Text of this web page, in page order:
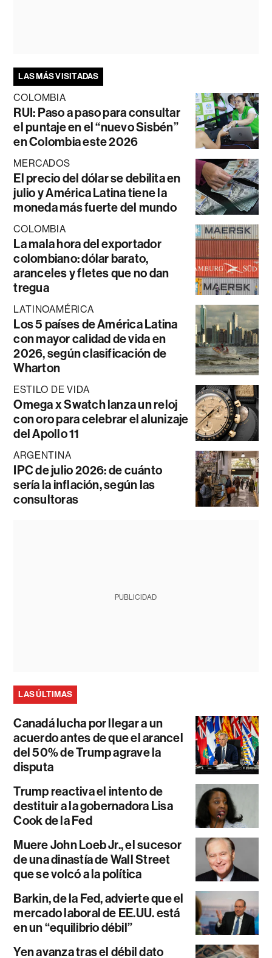
LAS MÁS VISITADAS
COLOMBIA
RUI: Paso a paso para consultar
el puntaje en el “nuevo Sisbén”
en Colombia este 2026
MERCADOS
El precio del dólar se debilita en
julio y América Latina tiene la
moneda más fuerte del mundo
COLOMBIA
La mala hora del exportador
colombiano: dólar barato,
aranceles y fletes que no dan
tregua
LATINOAMÉRICA
Los 5 países de América Latina
con mayor calidad de vida en
2026, según clasificación de
Wharton
ESTILO DE VIDA
Omega x Swatch lanza un reloj
con oro para celebrar el alunizaje
del Apollo 11
ARGENTINA
IPC de julio 2026: de cuánto
sería la inflación, según las
consultoras
PUBLICIDAD
LAS ÚLTIMAS
Canadá lucha por llegar a un
acuerdo antes de que el arancel
del 50% de Trump agrave la
disputa
Trump reactiva el intento de
destituir a la gobernadora Lisa
Cook de la Fed
Muere John Loeb Jr., el sucesor
de una dinastía de Wall Street
que se volcó a la política
Barkin, de la Fed, advierte que el
mercado laboral de EE.UU. está
en un “equilibrio débil”
Yen avanza tras el débil dato